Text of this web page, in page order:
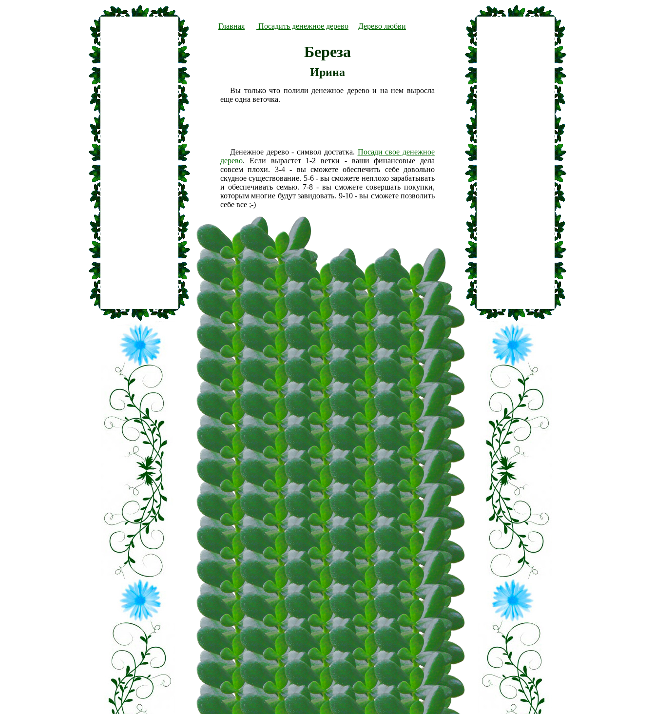
Главная Посадить денежное дерево Дерево любви
Береза
Ирина
Вы только что полили денежное дерево и на нем выросла
еще одна веточка.
Денежное дерево - символ достатка. Посади свое денежное
дерево. Если вырастет 1-2 ветки - ваши финансовые дела
совсем плохи. 3-4 - вы сможете обеспечить себе довольно
скудное существование. 5-6 - вы сможете неплохо зарабатывать
и обеспечивать семью. 7-8 - вы сможете совершать покупки,
которым многие будут завидовать. 9-10 - вы сможете позволить
себе все ;-)